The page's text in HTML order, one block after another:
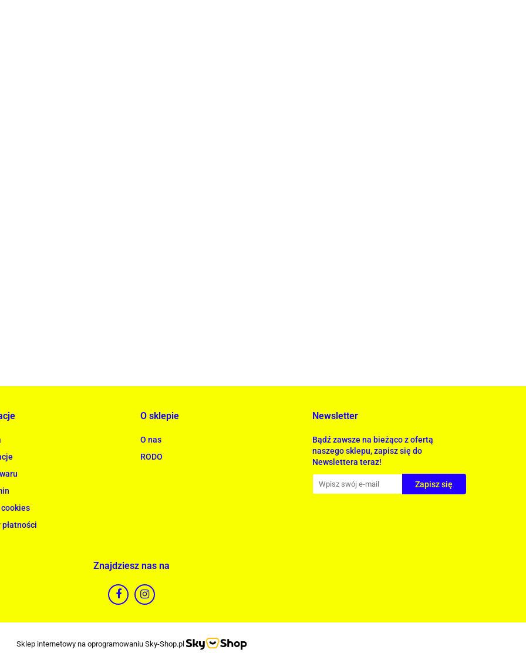
O sklepie
O nas
RODO
Newsletter
Bądź zawsze na bieżąco z ofertą
naszego sklepu, zapisz się do
Newslettera teraz!
Znajdziesz nas na
Sklep internetowy na oprogramowaniu Sky-Shop.pl